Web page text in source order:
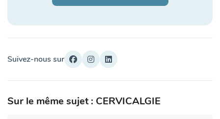
Suivez-nous sur
Sur le même sujet : CERVICALGIE